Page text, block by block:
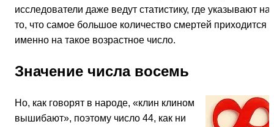
исследователи даже ведут статистику, где указывают на
то, что самое большое количество смертей приходится
именно на такое возрастное число.
Значение числа восемь
Но, как говорят в народе, «клин клином
вышибают», поэтому число 44, как ни